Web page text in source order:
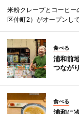
米粉クレープとコーヒ
区仲町2）がオープンし
食べる
浦和前
つなが
食べる
浦和に